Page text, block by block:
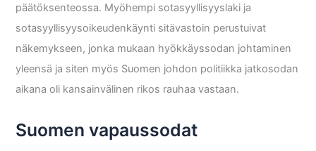
päätöksenteossa. Myöhempi sotasyyllisyyslaki ja
sotasyyllisyysoikeudenkäynti sitävastoin perustuivat
näkemykseen, jonka mukaan hyökkäyssodan johtaminen
yleensä ja siten myös Suomen johdon politiikka jatkosodan
aikana oli kansainvälinen rikos rauhaa vastaan.
Suomen vapaussodat